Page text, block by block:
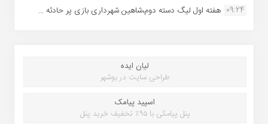
09:24 هفته اول لیگ دسته دوم،شاهین شهرداری بازی پر حادثه ...
لیان ایده
طراحی سایت در بوشهر
اسپید پیامک
پنل پیامکی با ۹۵٪ تخفیف خرید پنل